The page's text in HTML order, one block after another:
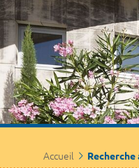
Accueil Recherche